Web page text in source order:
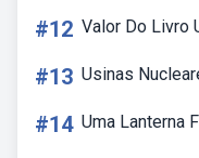
#12 Valor Do Livro
#13 Usinas
#14 Uma Lanterna